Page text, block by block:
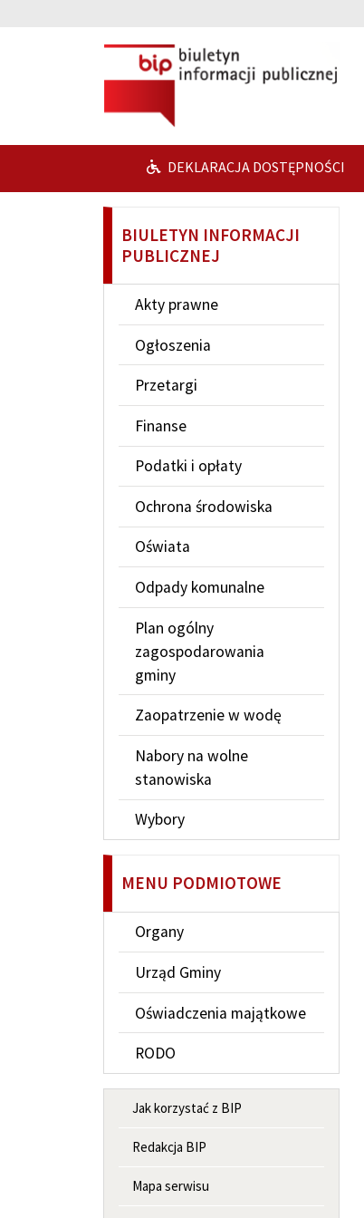
DEKLARACJA DOSTĘPNOŚCI
BIULETYN INFORMACJI
PUBLICZNEJ
Akty prawne
Ogłoszenia
Przetargi
Finanse
Podatki i opłaty
Ochrona środowiska
Oświata
Odpady komunalne
Plan ogólny
zagospodarowania
gminy
Zaopatrzenie w wodę
Nabory na wolne
stanowiska
Wybory
MENU PODMIOTOWE
Organy
Urząd Gminy
Oświadczenia majątkowe
RODO
MENU INFORMACYJNE
Jak korzystać z BIP
Redakcja BIP
Mapa serwisu